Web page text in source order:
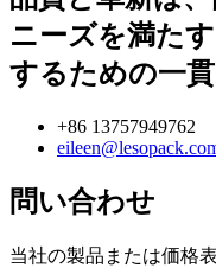
ニーズを満た
するための一
+86 13757949762
問い合わせ
当社の製品または価格